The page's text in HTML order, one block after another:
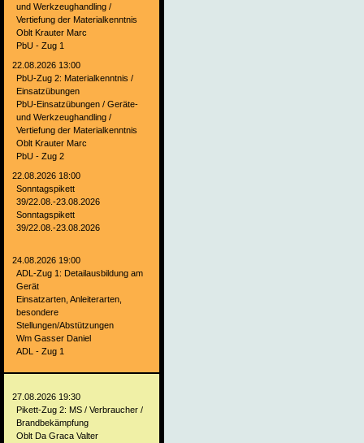
und Werkzeughandling /
Vertiefung der Materialkenntnis
Oblt Krauter Marc
PbU - Zug 1
22.08.2026 13:00
PbU-Zug 2: Materialkenntnis /
Einsatzübungen
PbU-Einsatzübungen / Geräte-
und Werkzeughandling /
Vertiefung der Materialkenntnis
Oblt Krauter Marc
PbU - Zug 2
22.08.2026 18:00
Sonntagspikett
39/22.08.-23.08.2026
Sonntagspikett
39/22.08.-23.08.2026
24.08.2026 19:00
ADL-Zug 1: Detailausbildung am
Gerät
Einsatzarten, Anleiterarten,
besondere
Stellungen/Abstützungen
Wm Gasser Daniel
ADL - Zug 1
27.08.2026 19:30
Pikett-Zug 2: MS / Verbraucher /
Brandbekämpfung
Oblt Da Graca Valter